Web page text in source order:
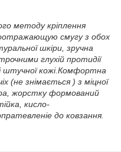
методу кріплення
смугу з обох
шкіри, зручна
глухій протидії
штучної кожі.Комфортна
(не знімається ) з міцної
жорстку формований
кисло-
до ковзання.